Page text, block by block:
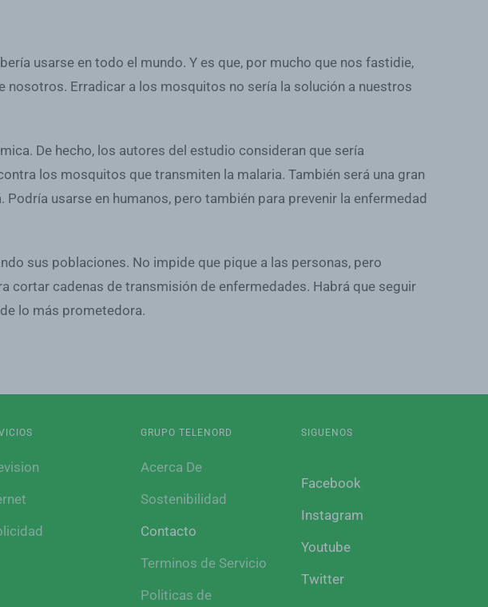
usarse en todo el mundo. Y es que, por mucho que nos fastidie,
Erradicar a los mosquitos no sería la solución a nuestros
De hecho, los autores del estudio consideran que sería
los mosquitos que transmiten la malaria. También será una gran
usarse en humanos, pero también para prevenir la enfermedad
sus poblaciones. No impide que pique a las personas, pero
cortar cadenas de transmisión de enfermedades. Habrá que seguir
lo más prometedora.
GRUPO TELENORD
Acerca De
Sostenibilidad
Contacto
Terminos de Servicio
Politicas de
SIGUENOS
Facebook
Instagram
Youtube
Twitter